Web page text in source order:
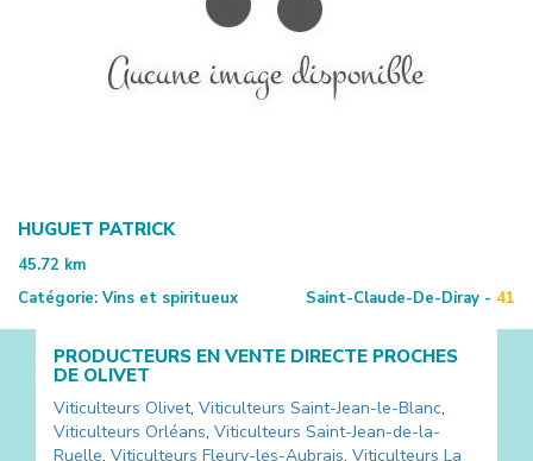
HUGUET PATRICK
45.72 km
Catégorie: Vins et spiritueux Saint-Claude-De-Diray - 41
PRODUCTEURS EN VENTE DIRECTE PROCHES
DE OLIVET
Viticulteurs Olivet, Viticulteurs Saint-Jean-le-Blanc,
Viticulteurs Orléans, Viticulteurs Saint-Jean-de-la-
Ruelle, Viticulteurs Fleury-les-Aubrais, Viticulteurs La